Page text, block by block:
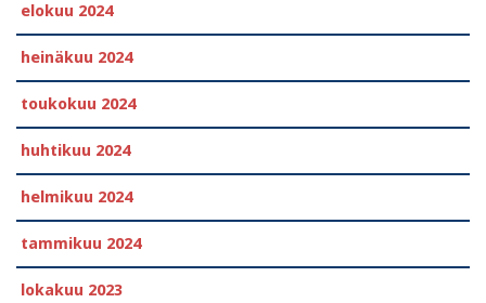
elokuu 2024
heinäkuu 2024
toukokuu 2024
huhtikuu 2024
helmikuu 2024
tammikuu 2024
lokakuu 2023